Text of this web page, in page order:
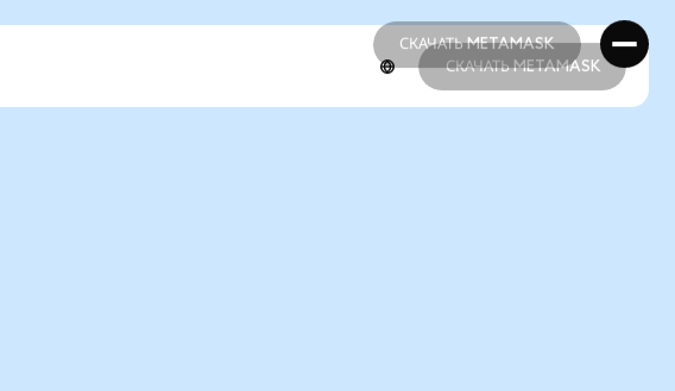
СКАЧАТЬ METAMASK
СКАЧАТЬ METAMASK
СКАЧАТЬ METAMASK